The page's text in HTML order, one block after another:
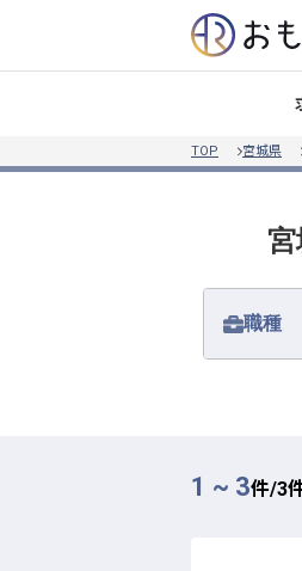
TOP 宮城県
職種
1 ~ 3件/3